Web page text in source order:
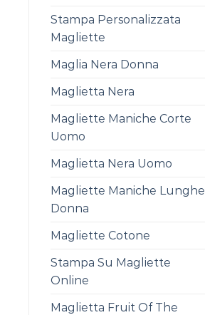
Stampa Personalizzata
Magliette
Maglia Nera Donna
Maglietta Nera
Magliette Maniche Corte
Uomo
Maglietta Nera Uomo
Magliette Maniche Lunghe
Donna
Magliette Cotone
Stampa Su Magliette
Online
Maglietta Fruit Of The